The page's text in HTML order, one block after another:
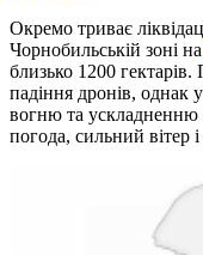
Окремо триває
Чорнобильській зоні на
близько 1200
падіння дронів,
вогню та ускладненню
погода, сильний вітер